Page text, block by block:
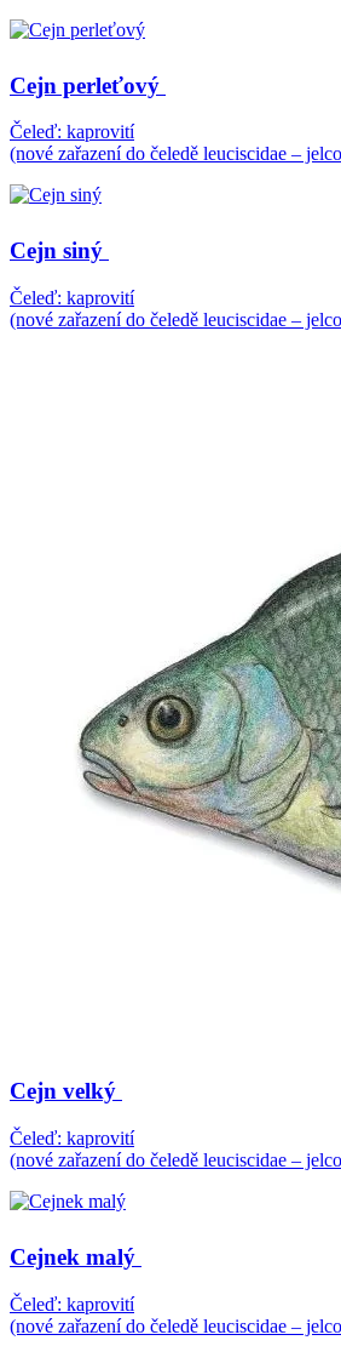
Cejn perleťový
Čeleď: kaprovití
(nové zařazení do čeledě leuciscidae –
Cejn siný
Čeleď: kaprovití
(nové zařazení do čeledě leuciscidae –
Cejn velký
Čeleď: kaprovití
(nové zařazení do čeledě leuciscidae –
Cejnek malý
Čeleď: kaprovití
(nové zařazení do čeledě leuciscidae –